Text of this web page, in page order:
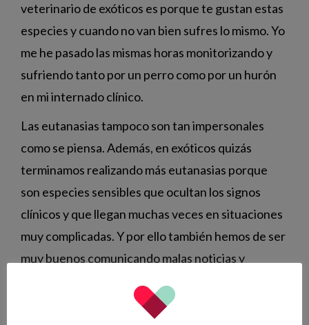
veterinario de exóticos es porque te gustan estas
especies y cuando no van bien sufres lo mismo. Yo
me he pasado las mismas horas monitorizando y
sufriendo tanto por un perro como por un hurón
en mi internado clínico.
Las eutanasias tampoco son tan impersonales
como se piensa. Además, en exóticos quizás
terminamos realizando más eutanasias porque
son especies sensibles que ocultan los signos
clínicos y que llegan muchas veces en situaciones
muy complicadas. Y por ello también hemos de ser
muy buenos comunicando malas noticias y